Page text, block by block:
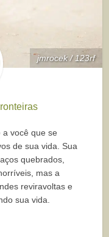
jmrocek / 123rf
você que se
de sua vida. Sua
quebrados,
mas a
reviravoltas e
sua vida.